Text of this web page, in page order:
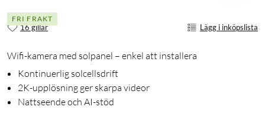
FRI FRAKT
16 gillar Lägg i inköpslista
Wifi-kamera med solpanel – enkel att installera
Kontinuerlig solcellsdrift
2K-upplösning ger skarpa videor
Nattseende och AI-stöd